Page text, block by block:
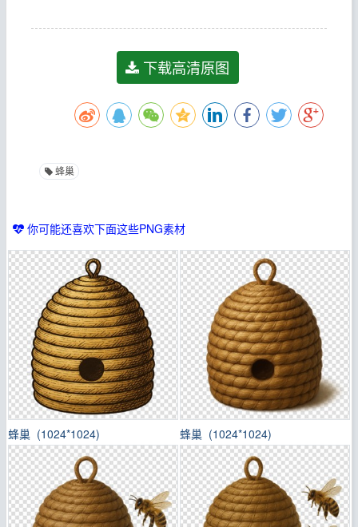
下载高清原图
蜂巢
你可能还喜欢下面这些PNG素材
蜂巢 (1024*1024) 蜂巢 (1024*1024)